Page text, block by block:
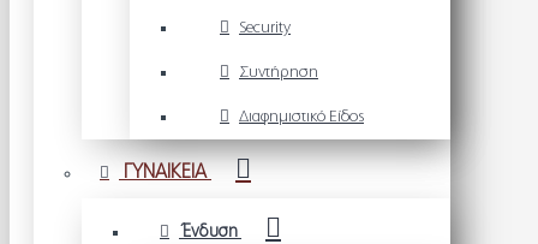
Security
Συντήρηση
Διαφημιστικό Είδος
ΓΥΝΑΙΚΕΙΑ
Ένδυση